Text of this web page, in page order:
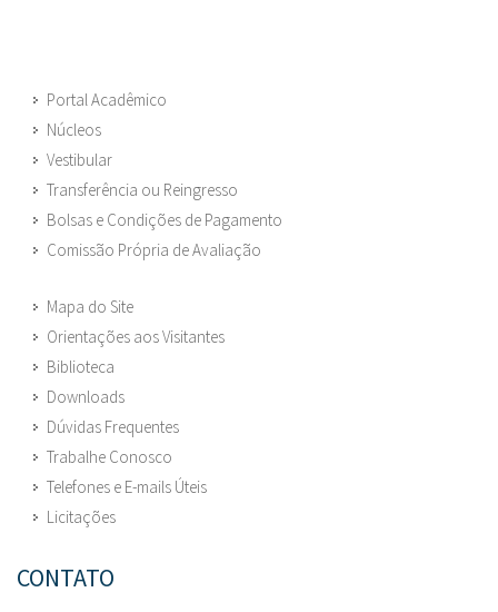
Portal Acadêmico
Núcleos
Vestibular
Transferência ou Reingresso
Bolsas e Condições de Pagamento
Comissão Própria de Avaliação
Mapa do Site
Orientações aos Visitantes
Biblioteca
Downloads
Dúvidas Frequentes
Trabalhe Conosco
Telefones e E-mails Úteis
Licitações
CONTATO